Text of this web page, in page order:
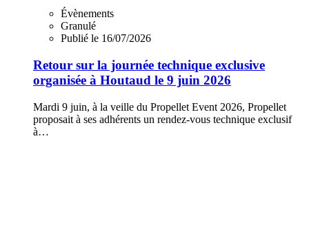
Évènements
Granulé
Publié le 16/07/2026
Retour sur la journée technique exclusive
organisée à Houtaud le 9 juin 2026
Mardi 9 juin, à la veille du Propellet Event 2026, Propellet
proposait à ses adhérents un rendez-vous technique exclusif
à…